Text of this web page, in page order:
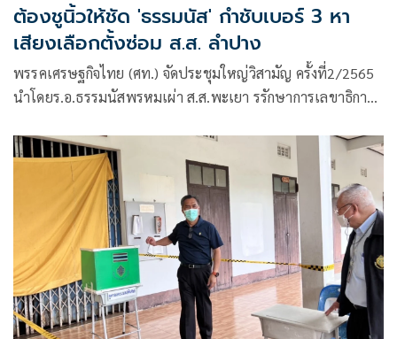
ต้องชูนิ้วให้ชัด 'ธรรมนัส' กำชับเบอร์ 3 หา
เสียงเลือกตั้งซ่อม ส.ส. ลำปาง
พรรคเศรษฐกิจไทย (ศท.) จัดประชุมใหญ่วิสามัญ ครั้งที่2/2565
นำโดยร.อ.ธรรมนัสพรหมเผ่า ส.ส.พะเยา รรักษาการเลขาธิการ
ส.ส.กำแพงเพชร และรักษาการ